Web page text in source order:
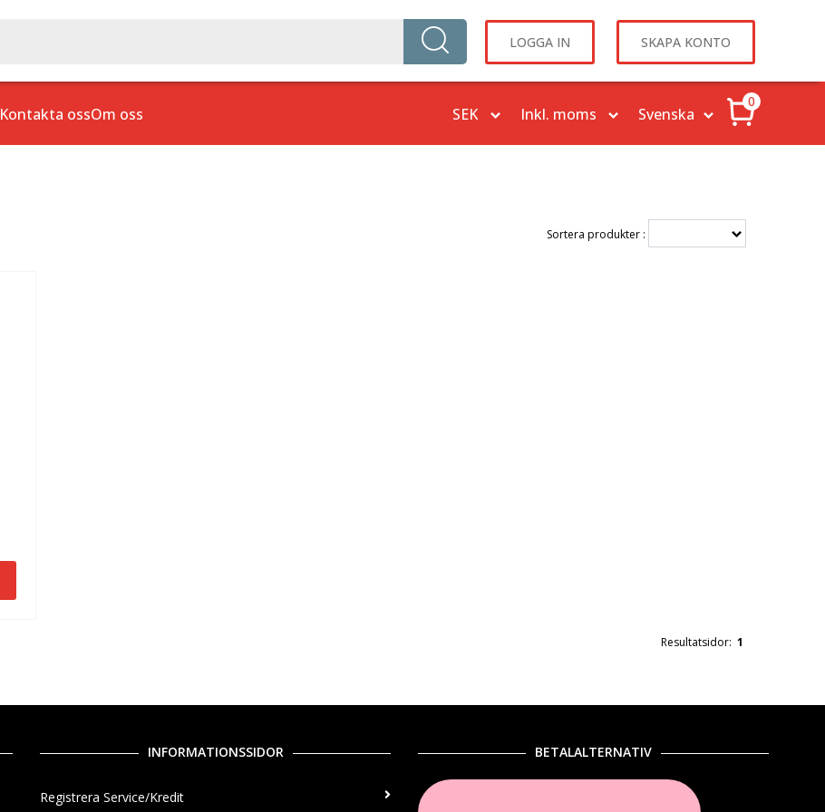
LOGGA IN SKAPA KONTO
Kontakta ossOm oss
0
Sortera produkter :
Resultatsidor: 1
INFORMATIONSSIDOR
Registrera Service/Kredit
BETALALTERNATIV